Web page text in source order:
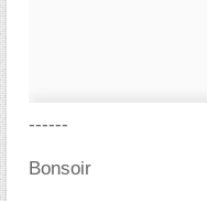
------
Bonsoir